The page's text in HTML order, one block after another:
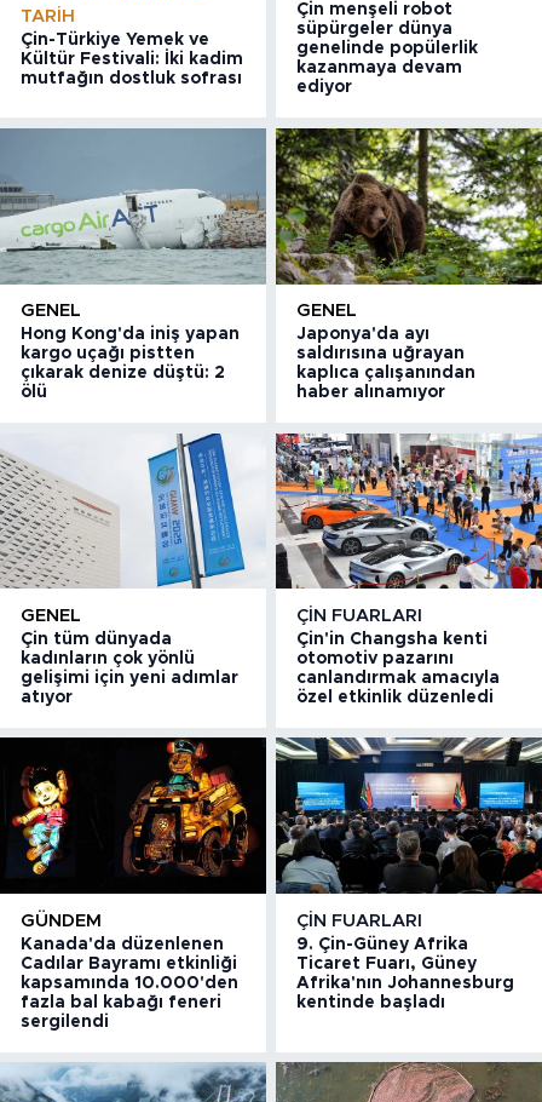
TARIH
Çin-Türkiye Yemek ve
Kültür Festivali: İki kadim
mutfağın dostluk sofrası
Çin menşeli robot
süpürgeler dünya
genelinde popülerlik
kazanmaya devam
ediyor
GENEL
Hong Kong'da iniş yapan
kargo uçağı pistten
çıkarak denize düştü: 2
ölü
GENEL
Japonya'da ayı
saldırısına uğrayan
kaplıca çalışanından
haber alınamıyor
GENEL
Çin tüm dünyada
kadınların çok yönlü
gelişimi için yeni adımlar
atıyor
ÇIN FUARLARI
Çin'in Changsha kenti
otomotiv pazarını
canlandırmak amacıyla
özel etkinlik düzenledi
GÜNDEM
Kanada'da düzenlenen
Cadılar Bayramı etkinliği
kapsamında 10.000'den
fazla bal kabağı feneri
sergilendi
ÇIN FUARLARI
9. Çin-Güney Afrika
Ticaret Fuarı, Güney
Afrika'nın Johannesburg
kentinde başladı